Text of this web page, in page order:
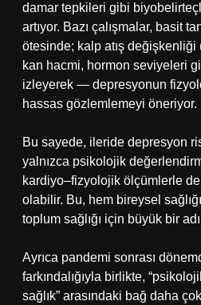
damar tepkileri gibi
artıyor. Bazı çalışmalar, basit
ötesinde; kalp atış
kan hacmi, hormon seviyeleri
izleyerek — depresyonun
hassas gözlemlemeyi öneriyor.
Bu sayede, ileride depresyon
yalnızca psikolojik
kardiyo–fizyolojik ölçümlerle
olabilir. Bu, hem bireysel
toplum sağlığı için büyük bir
Ayrıca pandemi sonrası
farkındalığıyla birlikte,
sağlık” arasındaki bağ daha